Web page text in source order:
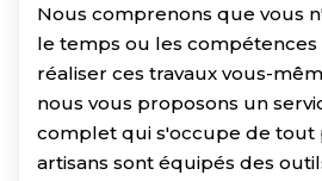
Nous comprenons que vous
le temps ou les compétences
réaliser ces travaux vous-
nous vous proposons un
complet qui s'occupe de tout
artisans sont équipés des